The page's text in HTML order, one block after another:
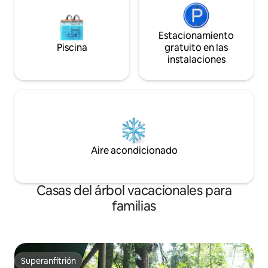
Piscina
Estacionamiento
gratuito en las
instalaciones
Aire acondicionado
Casas del árbol vacacionales para
familias
Superanfitrión
Superanfitrión